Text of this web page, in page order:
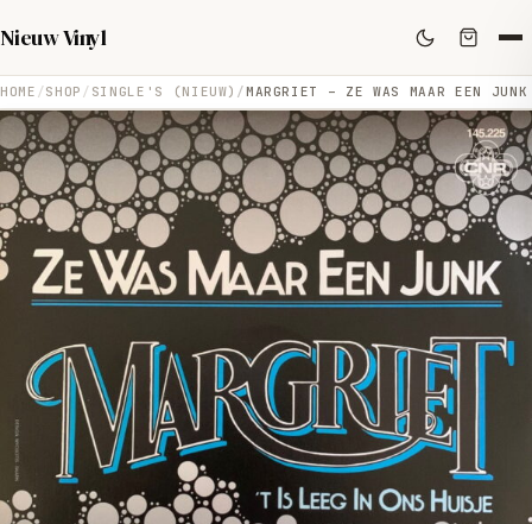
Nieuw Vinyl
HOME SHOP SINGLE'S (NIEUW) MARGRIET – ZE WAS MAAR EEN JUNK